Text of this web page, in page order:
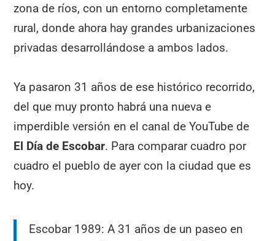
zona de ríos, con un entorno completamente
rural, donde ahora hay grandes urbanizaciones
privadas desarrollándose a ambos lados.
Ya pasaron 31 años de ese histórico recorrido,
del que muy pronto habrá una nueva e
imperdible versión en el canal de YouTube de
El Día de Escobar. Para comparar cuadro por
cuadro el pueblo de ayer con la ciudad que es
hoy.
Escobar 1989: A 31 años de un paseo en